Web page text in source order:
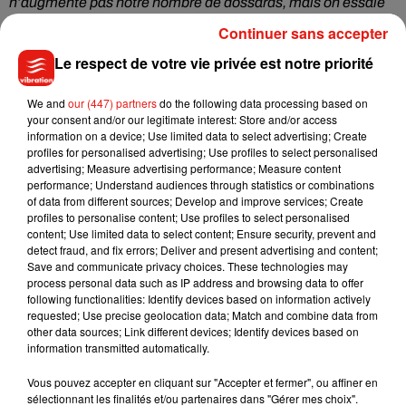
d’encouragementssont même indiquées sur le site du trail
pour que chacun puisse donner de la voix pour son favori.
Le respect de votre vie privée est notre priorité
We and our (447) partnersdo the following data processing based on
your consent and/or our legitimate interest: Store and/or access
information on a device; Use limited data to select advertising; Create
profiles for personalised advertising; Use profiles to select personalised
advertising; Measure advertising performance; Measure content
performance; Understand audiences through statistics or combinations
of data from different sources; Develop and improve services; Create
profiles to personalise content; Use profiles to select personalised
content; Use limited data to select content; Ensure security, prevent and
detect fraud, and fix errors; Deliver and present advertising and content;
Save and communicate privacy choices. These technologies may
process personal data such as IP address and browsing data to offer
following functionalities: Identify devices based on information actively
requested; Use precise geolocation data; Match and combine data from
other data sources; Link different devices; Identify devices based on
information transmitted automatically.
Vous pouvez accepter en cliquant sur "Accepter et fermer", ou affiner en
sélectionnant les finalités et/ou partenaires dans "Gérer mes choix".
Continuer sans accepter